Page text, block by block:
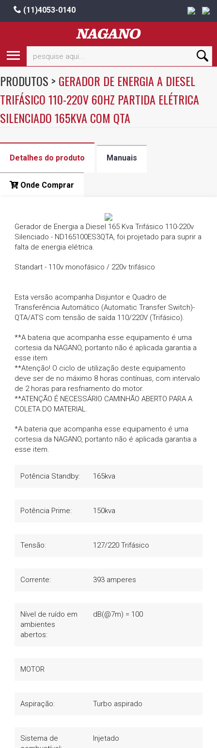
(11)4053-0140
PRODUTOS > GERADOR DE ENERGIA A DIESEL
TRIFÁSICO 110-220V 60HZ PARTIDA ELÉTRICA
SILENCIADO 165KVA COM QTA
Detalhes do produto Manuais
Onde Comprar
Gerador de Energia a Diesel 165 Kva Trifásico 110-220v
Silenciado - ND165100ES3QTA, foi projetado para suprir a
falta de energia elétrica.
Standart - 110v monofásico / 220v trifásico
Esta versão acompanha Disjuntor e Quadro de
Transferência Automático (Automatic Transfer Switch)-
QTA/ATS com tensão de saída 110/220V (Trifásico).
**A bateria que acompanha esse equipamento é uma
cortesia da NAGANO, portanto não é aplicada garantia a
esse item
**Atenção! O ciclo de utilização deste equipamento
deve ser de no máximo 8 horas contínuas, com intervalo
de 2 horas para resfriamento do motor.
**ATENÇÃO É NECESSÁRIO CAMINHÃO ABERTO PARA A
COLETA DO MATERIAL.
*A bateria que acompanha esse equipamento é uma
cortesia da NAGANO, portanto não é aplicada garantia a
esse item.
Potência Standby: 165kva
Potência Prime: 150kva
Tensão: 127/220 Trifásico
Corrente: 393 amperes
Nível de ruído em
ambientes
abertos:
dB(@7m) = 100
MOTOR
Aspiração: Turbo aspirado
Sistema de
Injetado